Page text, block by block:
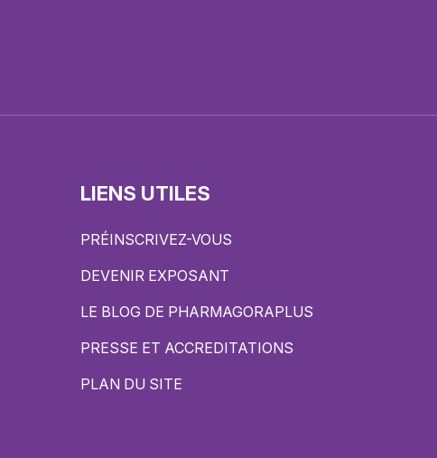
LIENS UTILES
PRÉINSCRIVEZ-VOUS
DEVENIR EXPOSANT
LE BLOG DE PHARMAGORAPLUS
PRESSE ET ACCREDITATIONS
PLAN DU SITE